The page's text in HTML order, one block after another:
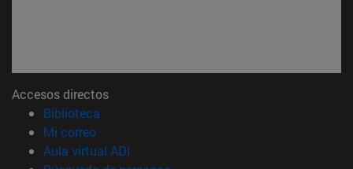
Accesos directos
Biblioteca
Mi correo(abre en nueva ventana)
Aula virtual ADI